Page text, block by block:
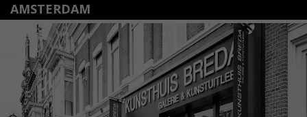
AMSTERDAM
Amstelveenseweg 135
1075 VX Amsterdam
+31 (0)20 2332546
info@kunsthuisamsterdam.nl
Lees meer